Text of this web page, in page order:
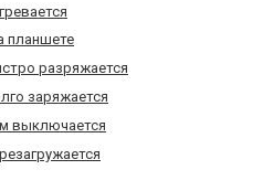
планшете
разряжается
заряжается
выключается